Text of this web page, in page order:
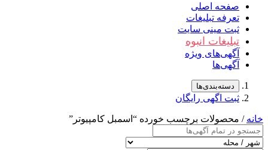
صفحه اصلی
تعرفه تبلیغات
ثبت مینی سایت
تبلیغات انبوه
آگهی‌های ویژه
آگهی‌ها
دسته‌بندی‌ها
ثبت اگهی رایگان
خانه / محصولات برچسب خورده “اسمبل کامپیوتر”